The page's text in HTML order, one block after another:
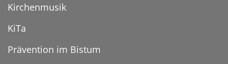
Kirchenmusik
KiTa
Prävention im Bistum